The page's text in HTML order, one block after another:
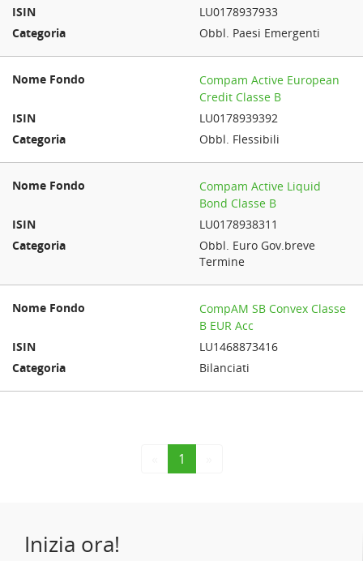
LU0178937933
Obbl. Paesi Emergenti
Compam Active European
Credit Classe B
LU0178939392
Obbl. Flessibili
Compam Active Liquid
Bond Classe B
LU0178938311
Obbl. Euro Gov.breve
Termine
CompAM SB Convex Classe
B EUR Acc
LU1468873416
Bilanciati
1
Inizia ora!